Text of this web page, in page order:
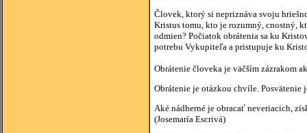
Človek, ktorý si nepriznáva svoju
Kristus tomu, kto je rozumný, cnostný,
odmien? Počiatok obrátenia sa ku
potrebu Vykupiteľa a pristupuje ku
Obrátenie človeka je väčším zázrakom
Obrátenie je otázkou chvíle. Posvätenie
Aké nádherné je obracať neveriacich,
(Josemaría Escrivá)